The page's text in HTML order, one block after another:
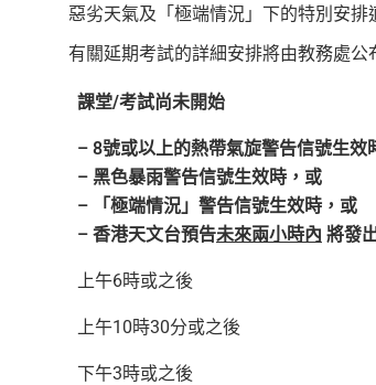
惡劣天氣及「極端情況」下的特別安
有關延期考試的詳細安排將由教務處公
課堂/考試尚未開始
– 8號或以上的熱帶氣旋警告信號生效
– 黑色暴雨警告信號生效時，或
– 「極端情況」警告信號生效時，或
– 香港天文台預告未來兩小時內 將發
上午6時或之後
上午10時30分或之後
下午3時或之後